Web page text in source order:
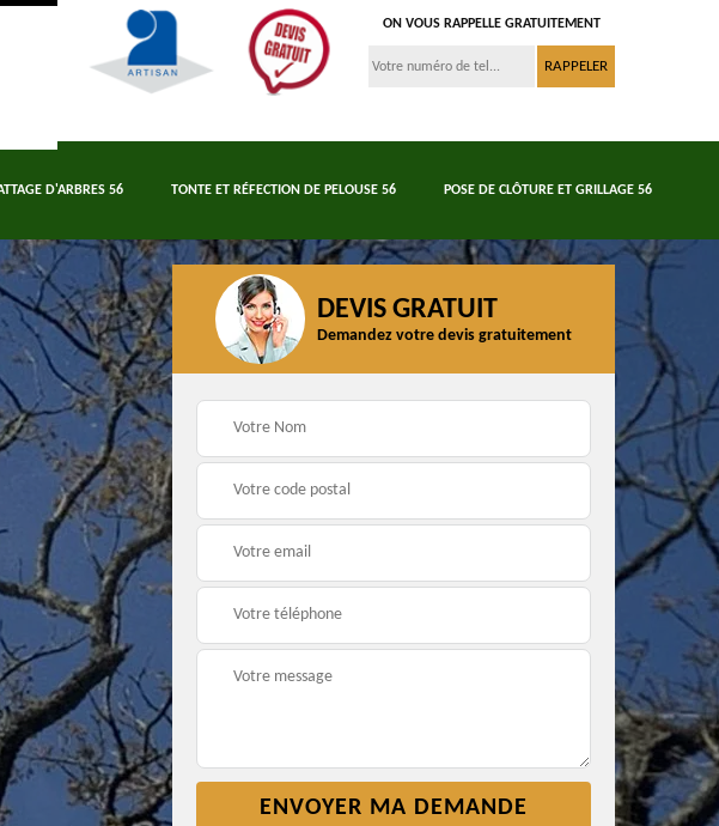
ON VOUS RAPPELLE GRATUITEMENT
D'ARBRES 56 TONTE ET RÉFECTION DE PELOUSE 56 POSE DE CLÔTURE ET GRILLAGE 56
Taille de haie 56 Abattage d'arbres 56
Tonte et réfection de
pelouse 56
DEVIS GRATUIT
Demandez votre devis gratuitement